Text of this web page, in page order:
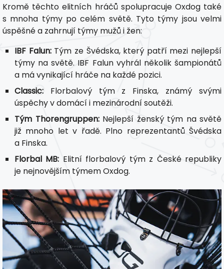
Kromě těchto elitních hráčů spolupracuje Oxdog také
s mnoha týmy po celém světě. Tyto týmy jsou velmi
úspěšné a zahrnují týmy mužů i žen:
IBF Falun:Tým ze Švédska, který patří mezi nejlepší
týmy na světě. IBF Falun vyhrál několik šampionátů
a má vynikající hráče na každé pozici.
Classic: Florbalový tým z Finska, známý svými
úspěchy v domácí i mezinárodní soutěži.
Tým Thorengruppen:Nejlepší ženský tým na světě
již mnoho let v řadě. Plno reprezentantů Švédska
a Finska.
Florbal MB: Elitní florbalový tým z České republiky
je nejnovějším týmem Oxdog.